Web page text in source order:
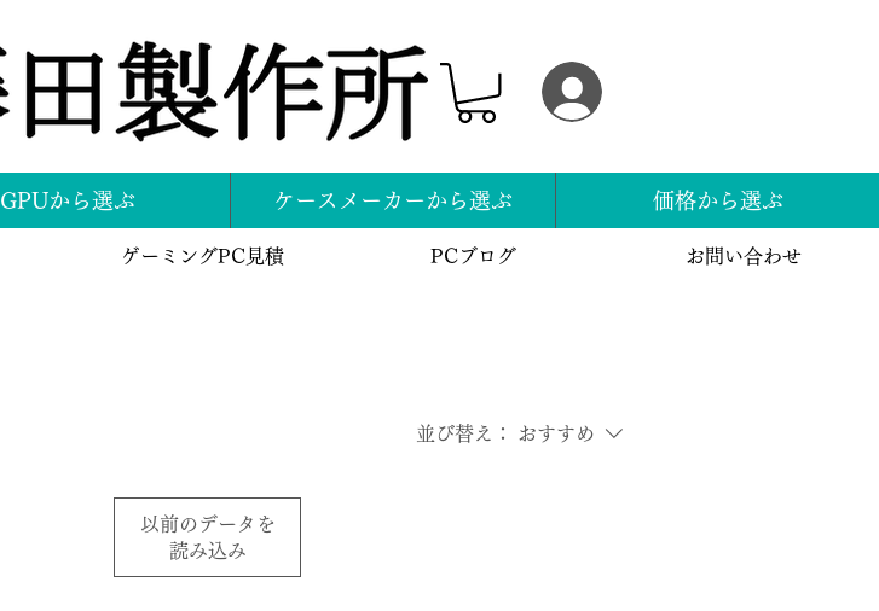
GPUから選ぶ ケースメーカーから選ぶ 価格から選ぶ
ゲーミングPC見積 PCブログ お問い合わせ
並び替え： おすすめ
以前のデータを
読み込み